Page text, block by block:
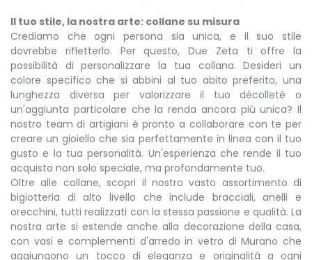
Il tuo stile, la nostra arte: collane su misura
Crediamo che ogni persona sia unica, e il suo stile
dovrebbe rifletterlo. Per questo, Due Zeta ti offre la
possibilità di personalizzare la tua collana. Desideri un
colore specifico che si abbini al tuo abito preferito, una
lunghezza diversa per valorizzare il tuo décolleté o
un'aggiunta particolare che la renda ancora più unica? Il
nostro team di artigiani è pronto a collaborare con te per
creare un gioiello che sia perfettamente in linea con il tuo
gusto e la tua personalità. Un'esperienza che rende il tuo
acquisto non solo speciale, ma profondamente tuo.
Oltre alle collane, scopri il nostro vasto assortimento di
bigiotteria di alto livello che include bracciali, anelli e
orecchini, tutti realizzati con la stessa passione e qualità. La
nostra arte si estende anche alla decorazione della casa,
con vasi e complementi d'arredo in vetro di Murano che
aggiungono un tocco di eleganza e originalità a ogni